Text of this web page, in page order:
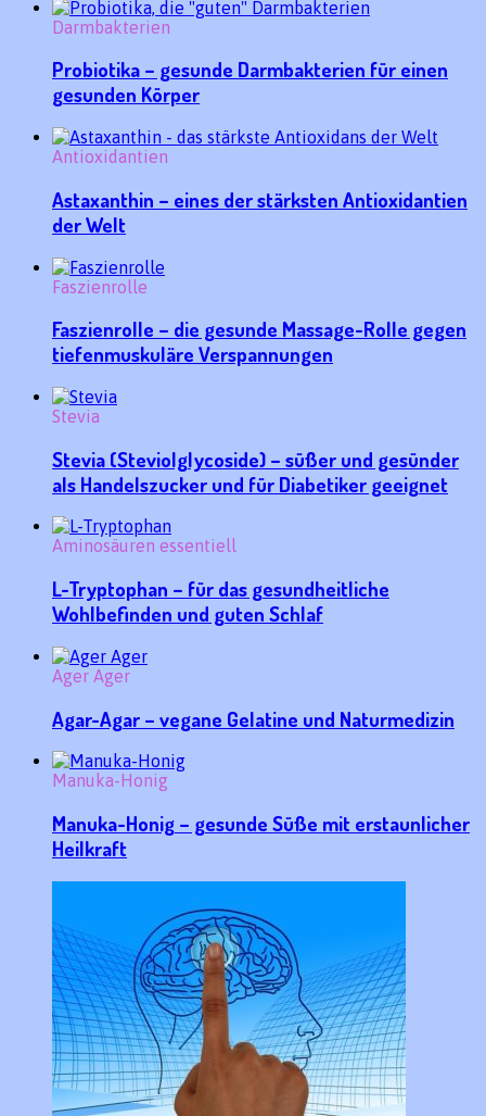
Darmbakterien
Probiotika – gesunde Darmbakterien für einen
gesunden Körper
Antioxidantien
Astaxanthin – eines der stärksten Antioxidantien
der Welt
Faszienrolle
Faszienrolle – die gesunde Massage-Rolle gegen
tiefenmuskuläre Verspannungen
Stevia
Stevia (Steviolglycoside) – süßer und gesünder
als Handelszucker und für Diabetiker geeignet
Aminosäuren essentiell
L-Tryptophan – für das gesundheitliche
Wohlbefinden und guten Schlaf
Ager Ager
Agar-Agar – vegane Gelatine und Naturmedizin
Manuka-Honig
Manuka-Honig – gesunde Süße mit erstaunlicher
Heilkraft